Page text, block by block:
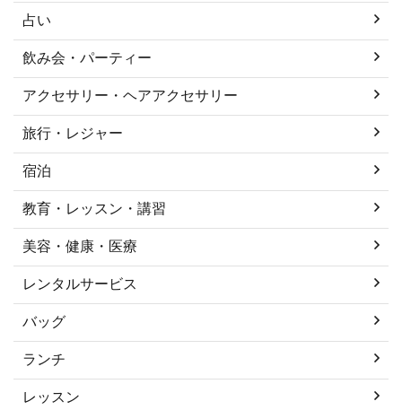
占い
飲み会・パーティー
アクセサリー・ヘアアクセサリー
旅行・レジャー
宿泊
教育・レッスン・講習
美容・健康・医療
レンタルサービス
バッグ
ランチ
レッスン